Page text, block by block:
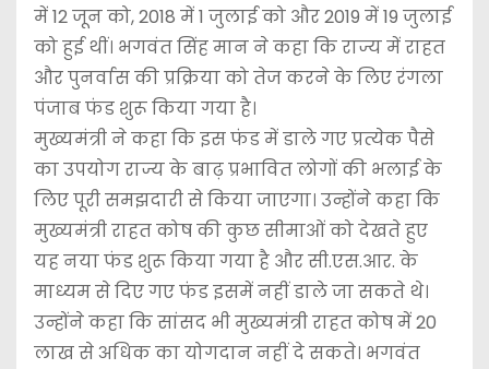
में 12 जून को, 2018 में 1 जुलाई को और 2019 में 19 जुलाई
को हुई थीं। भगवंत सिंह मान ने कहा कि राज्य में राहत
और पुनर्वास की प्रक्रिया को तेज करने के लिए रंगला
पंजाब फंड शुरू किया गया है।
मुख्यमंत्री ने कहा कि इस फंड में डाले गए प्रत्येक पैसे
का उपयोग राज्य के बाढ़ प्रभावित लोगों की भलाई के
लिए पूरी समझदारी से किया जाएगा। उन्होंने कहा कि
मुख्यमंत्री राहत कोष की कुछ सीमाओं को देखते हुए
यह नया फंड शुरू किया गया है और सी.एस.आर. के
माध्यम से दिए गए फंड इसमें नहीं डाले जा सकते थे।
उन्होंने कहा कि सांसद भी मुख्यमंत्री राहत कोष में 20
लाख से अधिक का योगदान नहीं दे सकते। भगवंत